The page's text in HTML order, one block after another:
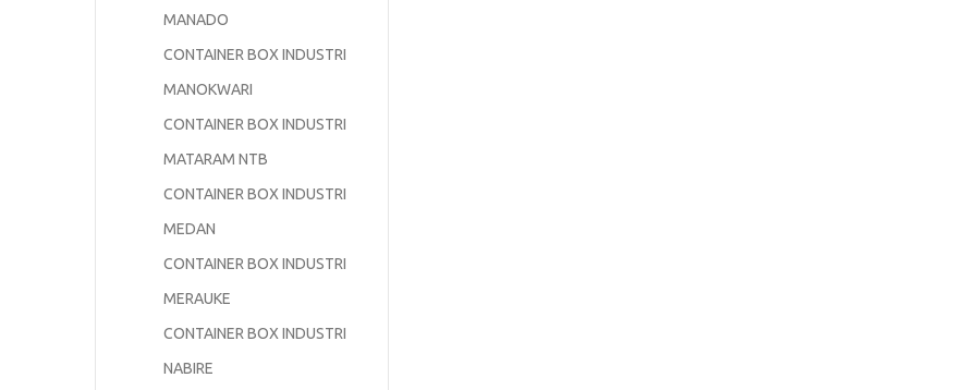
MANADO
CONTAINER BOX INDUSTRI
MANOKWARI
CONTAINER BOX INDUSTRI
MATARAM NTB
CONTAINER BOX INDUSTRI
MEDAN
CONTAINER BOX INDUSTRI
MERAUKE
CONTAINER BOX INDUSTRI
NABIRE